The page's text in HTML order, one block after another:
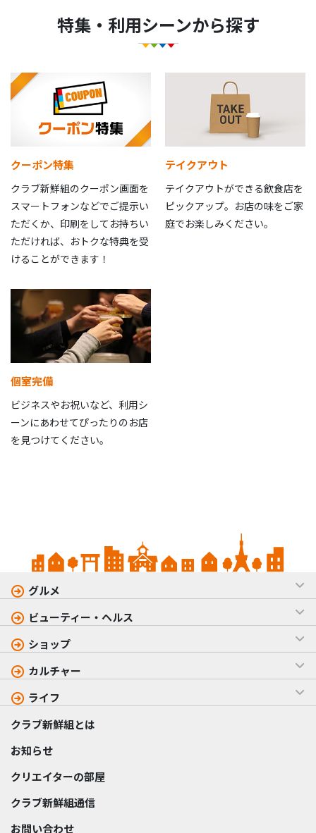
特集・利用シーンから探す
クーポン特集
クラブ新鮮組のクーポン画面を
スマートフォンなどでご提示い
ただくか、印刷をしてお持ちい
ただければ、おトクな特典を受
けることができます！
テイクアウト
テイクアウトができる飲食店を
ピックアップ。お店の味をご家
庭でお楽しみください。
個室完備
ビジネスやお祝いなど、利用シ
ーンにあわせてぴったりのお店
を見つけてください。
グルメ
ビューティー・ヘルス
ショップ
カルチャー
ライフ
クラブ新鮮組とは
お知らせ
クリエイターの部屋
クラブ新鮮組通信
お問い合わせ